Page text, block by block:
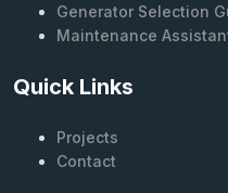
Generator Selection
Maintenance
Quick Links
Projects
Contact